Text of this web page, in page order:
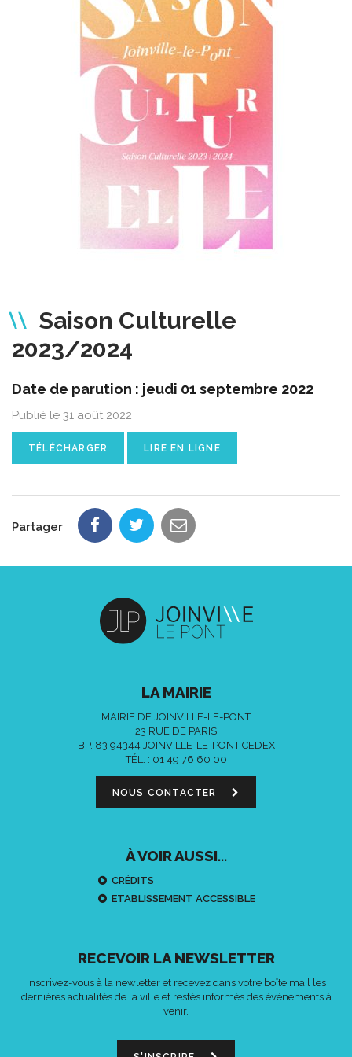
Saison Culturelle
2023/2024
Date de parution : jeudi 01 septembre 2022
Publié le 31 août 2022
TÉLÉCHARGER LIRE EN LIGNE
Partager
LA MAIRIE
MAIRIE DE JOINVILLE-LE-PONT
23 RUE DE PARIS
BP. 83 94344 JOINVILLE-LE-PONT CEDEX
TÉL. : 01 49 76 60 00
NOUS CONTACTER
À VOIR AUSSI...
CRÉDITS
ETABLISSEMENT ACCESSIBLE
RECEVOIR LA NEWSLETTER
Inscrivez-vous à la newletter et recevez dans votre boîte mail les
dernières actualités de la ville et restés informés des événements à
venir.